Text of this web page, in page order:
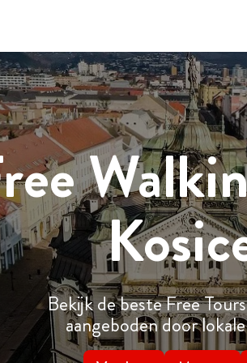
Bekijk de beste Free
aangeboden door